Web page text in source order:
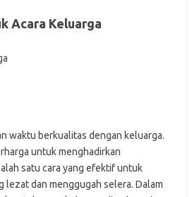
Acara Keluarga
waktu berkualitas dengan keluarga.
untuk menghadirkan
satu cara yang efektif untuk
lezat dan menggugah selera. Dalam